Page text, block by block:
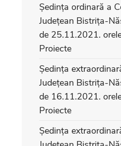
Ședința ordinară a
Județean Bistrița-
de 25.11.2021.
Proiecte
Ședința
Județean Bistrița-
de 16.11.2021.
Proiecte
Ședința